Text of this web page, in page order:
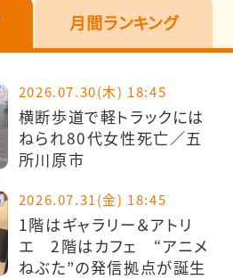
月間ランキング
2026.07.30(木) 18:45
横断歩道で軽トラックには
ねられ80代女性死亡／五
所川原市
2026.07.31(金) 18:45
1階はギャラリー＆アトリ
エ 2階はカフェ “アニメ
ねぶた”の発信拠点が誕生